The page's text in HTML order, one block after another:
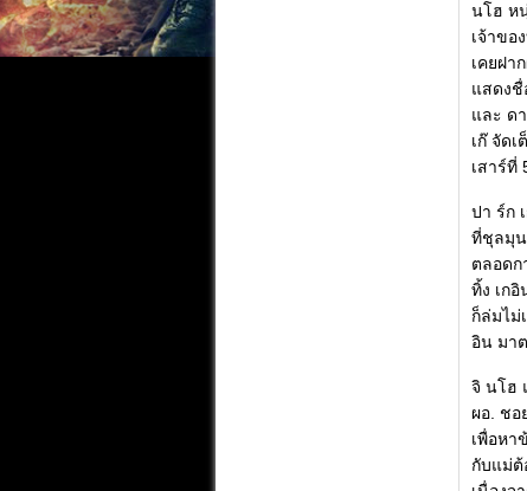
นโฮ ห
เจ้าขอ
เคยฝา
แสดงชื่
และ ด
เก๊ จัด
เสาร์ที่
ปา ร์ก
ที่ชุลมุน
ตลอดก
ทิ้ง เก
ก็ล่มไม่
อิน มา
จิ นโฮ
ผอ. ชอ
เพื่อหา
กับแม่ต้